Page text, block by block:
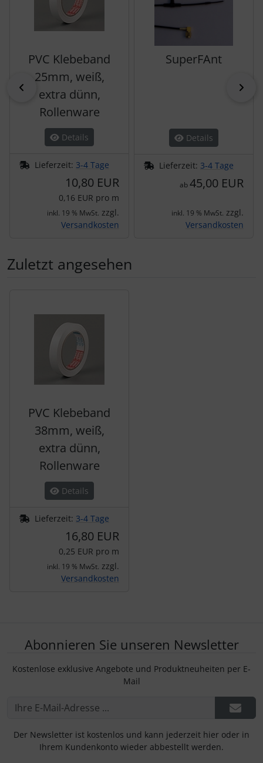
PVC Klebeband
25mm, weiß,
extra dünn,
Rollenware
Details
Lieferzeit: 3-4 Tage
10,80 EUR
0,16 EUR pro m
inkl. 19 % MwSt. zzgl.
Versandkosten
SuperFAnt
Details
Lieferzeit: 3-4 Tage
ab45,00 EUR
inkl. 19 % MwSt. zzgl.
Versandkosten
Zuletzt angesehen
PVC Klebeband
38mm, weiß,
extra dünn,
Rollenware
Details
Lieferzeit: 3-4 Tage
16,80 EUR
0,25 EUR pro m
inkl. 19 % MwSt. zzgl.
Versandkosten
Abonnieren Sie unseren Newsletter
Kostenlose exklusive Angebote und Produktneuheiten per E-
Mail
Der Newsletter ist kostenlos und kann jederzeit hier oder in
Ihrem Kundenkonto wieder abbestellt werden.